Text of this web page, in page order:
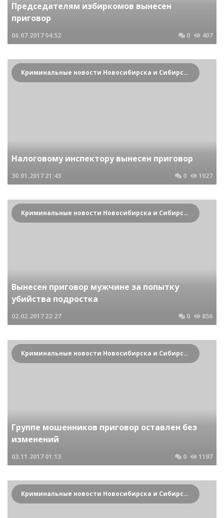
Председателям избиркомов вынесен
приговор
06.07.2017 04:52 0 407
Криминальные новости Новосибирска и Сибирского региона
Налоговому инспектору вынесен приговор
30.01.2017 21:43 0 1027
Криминальные новости Новосибирска и Сибирского региона
Вынесен приговор мужчине за попытку
убийства подростка
02.02.2017 22:27 0 856
Криминальные новости Новосибирска и Сибирского региона
Группе мошенников приговор оставлен без
изменений
03.11.2017 01:13 0 1197
Криминальные новости Новосибирска и Сибирского региона